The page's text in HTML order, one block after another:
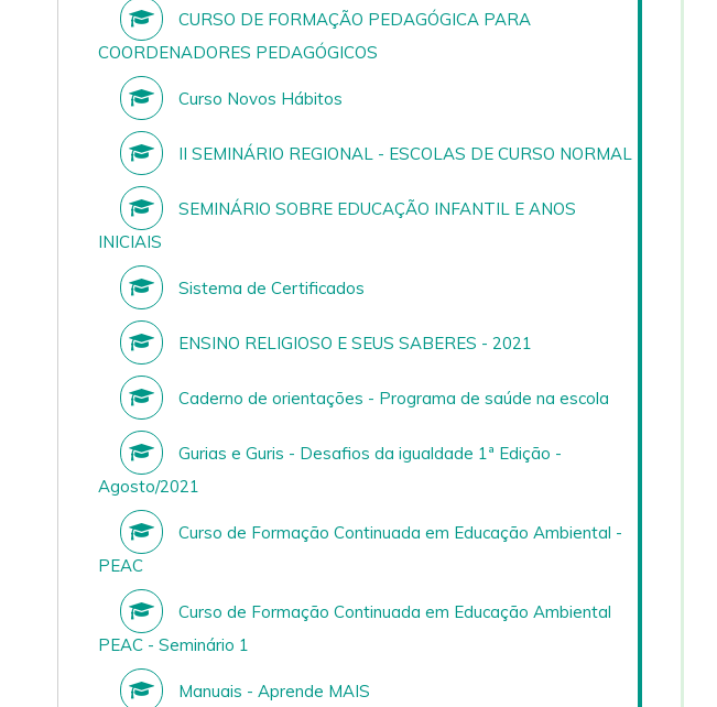
CURSO DE FORMAÇÃO PEDAGÓGICA PARA
COORDENADORES PEDAGÓGICOS
Curso Novos Hábitos
II SEMINÁRIO REGIONAL - ESCOLAS DE CURSO NORMAL
SEMINÁRIO SOBRE EDUCAÇÃO INFANTIL E ANOS
INICIAIS
Sistema de Certificados
ENSINO RELIGIOSO E SEUS SABERES - 2021
Caderno de orientações - Programa de saúde na escola
Gurias e Guris - Desafios da igualdade 1ª Edição -
Agosto/2021
Curso de Formação Continuada em Educação Ambiental -
PEAC
Curso de Formação Continuada em Educação Ambiental
PEAC - Seminário 1
Manuais - Aprende MAIS